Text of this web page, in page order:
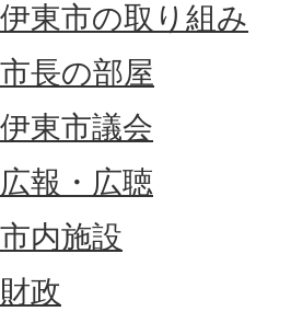
伊東市の取り組み
市長の部屋
伊東市議会
広報・広聴
市内施設
財政